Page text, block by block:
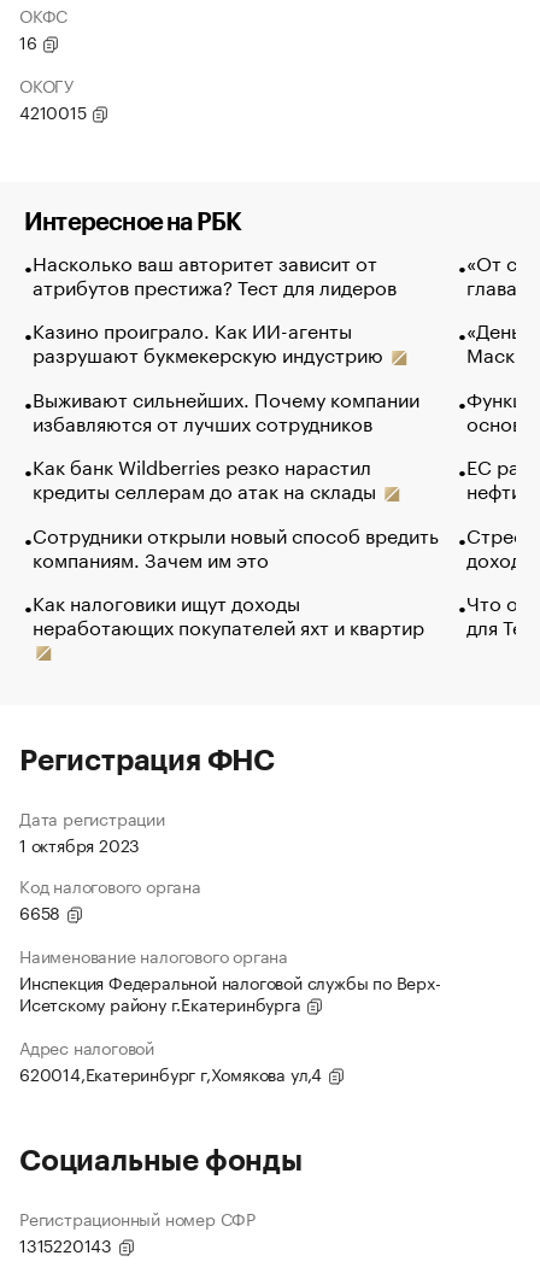
ОКФС
16
ОКОГУ
4210015
Интересное на РБК
Насколько ваш авторитет зависит от
атрибутов престижа? Тест для лидеров
Казино проиграло. Как ИИ-агенты
разрушают букмекерскую индустрию
Выживают сильнейших. Почему компании
избавляются от лучших сотрудников
Как банк Wildberries резко нарастил
кредиты селлерам до атак на склады
Сотрудники открыли новый способ вредить
компаниям. Зачем им это
Как налоговики ищут доходы
неработающих покупателей яхт и квартир
«От
глава
Маск в
основ
ЕС
нефти
Что
для
Регистрация ФНС
Дата регистрации
1 октября 2023
Код налогового органа
6658
Наименование налогового органа
Инспекция Федеральной налоговой службы по Верх-
Исетскому району г.Екатеринбурга
Адрес налоговой
620014,Екатеринбург г,Хомякова ул,4
Социальные фонды
Регистрационный номер СФР
1315220143